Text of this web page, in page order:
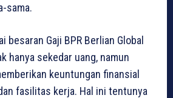
sama.
besaran Gaji BPR Berlian Global
hanya sekedar uang, namun
keuntungan finansial
fasilitas kerja. Hal ini tentunya